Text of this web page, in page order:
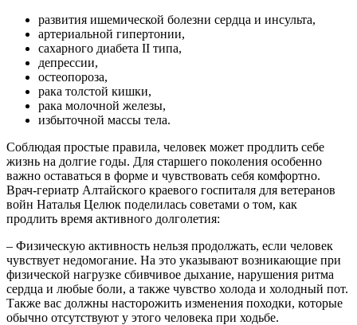
развития ишемической болезни сердца и инсульта,
артериальной гипертонии,
сахарного диабета II типа,
депрессии,
остеопороза,
рака толстой кишки,
рака молочной железы,
избыточной массы тела.
Соблюдая простые правила, человек может продлить себе
жизнь на долгие годы. Для старшего поколения особенно
важно оставаться в форме и чувствовать себя комфортно.
Врач-гериатр Алтайского краевого госпиталя для ветеранов
войн Наталья Целюк поделилась советами о том, как
продлить время активного долголетия:
– Физическую активность нельзя продолжать, если человек
чувствует недомогание. На это указывают возникающие при
физической нагрузке сбивчивое дыхание, нарушения ритма
сердца и любые боли, а также чувство холода и холодный пот.
Также вас должны насторожить изменения походки, которые
обычно отсутствуют у этого человека при ходьбе.